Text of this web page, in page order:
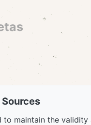
to maintain the